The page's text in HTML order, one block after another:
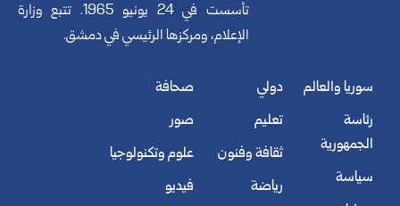
تأسست في 24 يونيو 1965. تتبع وزارة
الإعلام، ومركزها الرئيسي في دمشق.
سوريا والعالم
رئاسة
الجمهورية
سياسة
دولي
تعليم
ثقافة وفنون
رياضة
صحافة
صور
علوم وتكنولوجيا
فيديو